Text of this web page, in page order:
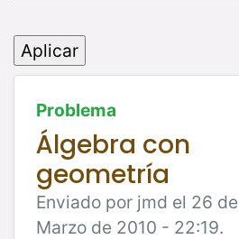
Problema
Álgebra con
geometría
Enviado por jmd el 26 de
Marzo de 2010 - 22:19.